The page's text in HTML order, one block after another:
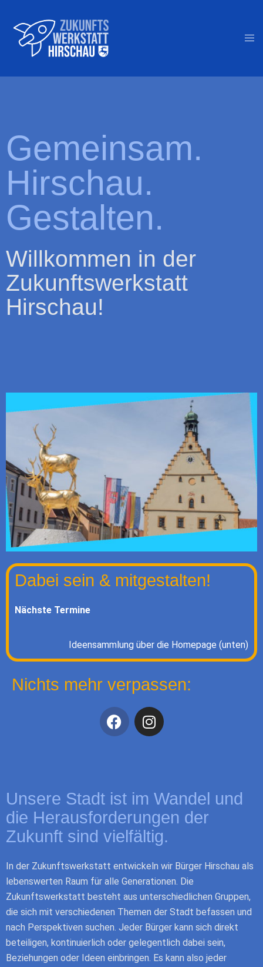
Gemeinsam.
Hirschau.
Gestalten.
Willkommen in der
Zukunftswerkstatt
Hirschau!
Dabei sein & mitgestalten!
Nächste Termine
Ideensammlung über die Homepage (unten)
Nichts mehr verpassen:
Unsere Stadt ist im Wandel und
die Herausforderungen der
Zukunft sind vielfältig.
In der Zukunftswerkstatt entwickeln wir Bürger Hirschau als
lebenswerten Raum für alle Generationen. Die
Zukunftswerkstatt besteht aus unterschiedlichen Gruppen,
die sich mit verschiedenen Themen der Stadt befassen und
nach Perspektiven suchen. Jeder Bürger kann sich direkt
beteiligen, kontinuierlich oder gelegentlich dabei sein,
Beziehungen oder Ideen einbringen. Es kann also jeder